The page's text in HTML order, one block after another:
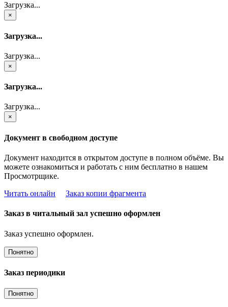
Загрузка...
×
Загрузка...
Загрузка...
×
Загрузка...
Загрузка...
×
Документ в свободном доступе
Документ находится в открытом доступе в полном объёме. Вы
можете ознакомиться и работать с ним бесплатно в нашем
Просмотрщике.
Читать онлайн
Заказ копии фрагмента
Заказ в читальный зал успешно оформлен
Заказ успешно оформлен.
Понятно
Заказ периодики
Понятно